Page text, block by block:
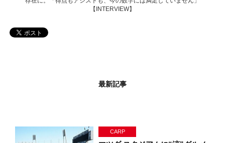
【INTERVIEW】
最新記事
CARP